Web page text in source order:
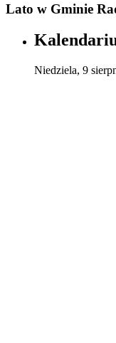
Lato w Gminie
Niedziela, 9